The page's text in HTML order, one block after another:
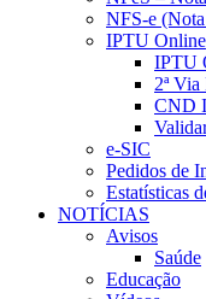
NFS-e
IPTU Online
IPTU
2ª
CND
e-SIC
Pedidos de
Estatísticas
NOTÍCIAS
Avisos
Saúde
Educação